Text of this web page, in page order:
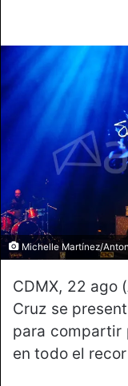
Michelle Martínez/
CDMX, 22 ago
Cruz se
para compartir
en todo el